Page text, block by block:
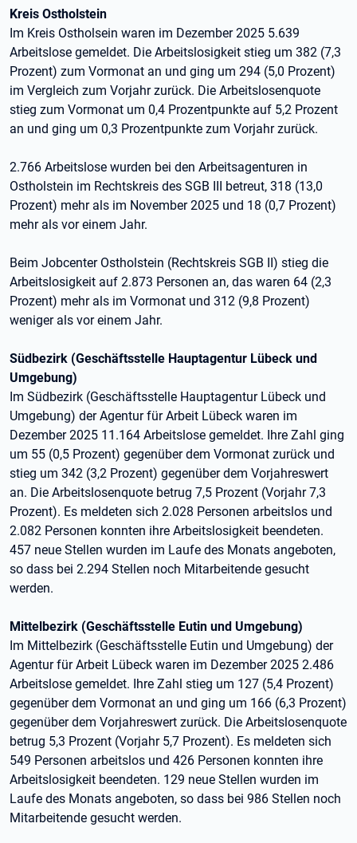
Kreis Ostholstein
Im Kreis Ostholsein waren im Dezember 2025 5.639
Arbeitslose gemeldet. Die Arbeitslosigkeit stieg um 382 (7,3
Prozent) zum Vormonat an und ging um 294 (5,0 Prozent)
im Vergleich zum Vorjahr zurück. Die Arbeitslosenquote
stieg zum Vormonat um 0,4 Prozentpunkte auf 5,2 Prozent
an und ging um 0,3 Prozentpunkte zum Vorjahr zurück.
2.766 Arbeitslose wurden bei den Arbeitsagenturen in
Ostholstein im Rechtskreis des SGB III betreut, 318 (13,0
Prozent) mehr als im November 2025 und 18 (0,7 Prozent)
mehr als vor einem Jahr.
Beim Jobcenter Ostholstein (Rechtskreis SGB II) stieg die
Arbeitslosigkeit auf 2.873 Personen an, das waren 64 (2,3
Prozent) mehr als im Vormonat und 312 (9,8 Prozent)
weniger als vor einem Jahr.
Südbezirk (Geschäftsstelle Hauptagentur Lübeck und
Umgebung)
Im Südbezirk (Geschäftsstelle Hauptagentur Lübeck und
Umgebung) der Agentur für Arbeit Lübeck waren im
Dezember 2025 11.164 Arbeitslose gemeldet. Ihre Zahl ging
um 55 (0,5 Prozent) gegenüber dem Vormonat zurück und
stieg um 342 (3,2 Prozent) gegenüber dem Vorjahreswert
an. Die Arbeitslosenquote betrug 7,5 Prozent (Vorjahr 7,3
Prozent). Es meldeten sich 2.028 Personen arbeitslos und
2.082 Personen konnten ihre Arbeitslosigkeit beendeten.
457 neue Stellen wurden im Laufe des Monats angeboten,
so dass bei 2.294 Stellen noch Mitarbeitende gesucht
werden.
Mittelbezirk (Geschäftsstelle Eutin und Umgebung)
Im Mittelbezirk (Geschäftsstelle Eutin und Umgebung) der
Agentur für Arbeit Lübeck waren im Dezember 2025 2.486
Arbeitslose gemeldet. Ihre Zahl stieg um 127 (5,4 Prozent)
gegenüber dem Vormonat an und ging um 166 (6,3 Prozent)
gegenüber dem Vorjahreswert zurück. Die Arbeitslosenquote
betrug 5,3 Prozent (Vorjahr 5,7 Prozent). Es meldeten sich
549 Personen arbeitslos und 426 Personen konnten ihre
Arbeitslosigkeit beendeten. 129 neue Stellen wurden im
Laufe des Monats angeboten, so dass bei 986 Stellen noch
Mitarbeitende gesucht werden.